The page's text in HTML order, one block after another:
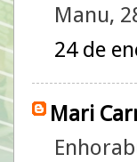
Manu,
24 de
Mari